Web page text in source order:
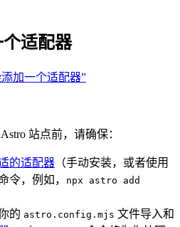
适配器
添加一个适配器”
站点前，请确保：
的适配器 （手动安装，或者使用
令，例如，
npx astro add
的 astro.config.mjs 文件导入和